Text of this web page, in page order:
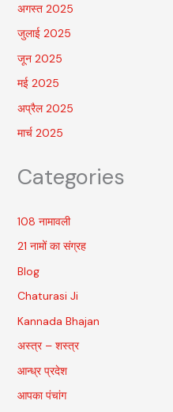
अगस्त 2025
जुलाई 2025
जून 2025
मई 2025
अप्रैल 2025
मार्च 2025
Categories
108 नामावली
21 नामों का संग्रह
Blog
Chaturasi Ji
Kannada Bhajan
अस्त्र – शस्त्र
आन्ध्र प्रदेश
आपका पंचांग